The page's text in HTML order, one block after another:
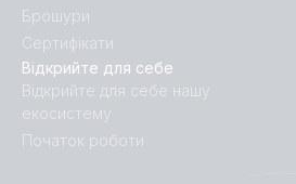
Відкрийте для себе
Відкрийте для себе нашу
екосистему
Початок роботи
Брошури
Сертифікати